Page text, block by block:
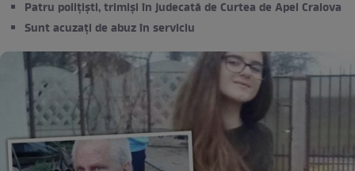
Patru polițiști, trimiși în judecată de Curtea de Apel Craiova
Sunt acuzați de abuz în serviciu